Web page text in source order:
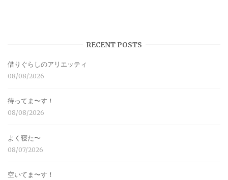
RECENT POSTS
借りぐらしのアリエッティ
08/08/2026
待ってま〜す！
08/08/2026
よく寝た〜
08/07/2026
空いてま〜す！